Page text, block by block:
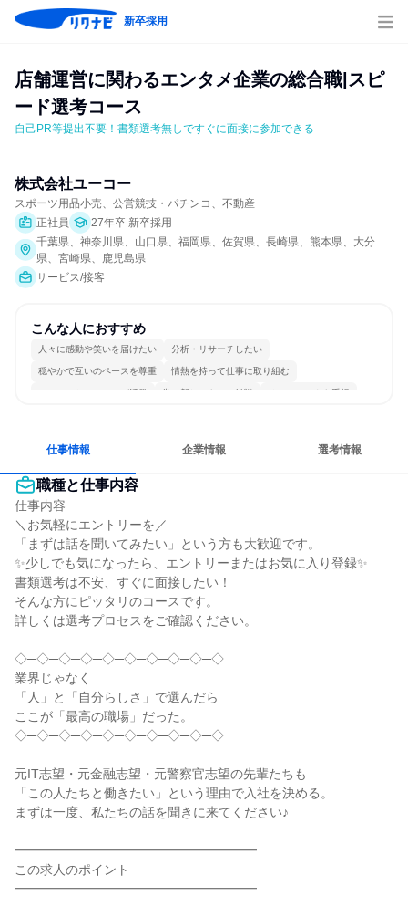
新卒採用
店舗運営に関わるエンタメ企業の総合職|スピ
ード選考コース
自己PR等提出不要！書類選考無しですぐに面接に参加できる
株式会社ユーコー
スポーツ用品小売、公営競技・パチンコ、不動産
正社員
27年卒 新卒採用
千葉県、神奈川県、山口県、福岡県、佐賀県、長崎県、熊本県、大分
県、宮崎県、鹿児島県
サービス/接客
こんな人におすすめ
人々に感動や笑いを届けたい 分析・リサーチしたい
穏やかで互いのペースを尊重 情熱を持って仕事に取り組む
コミュニケーションが活発 常に新しいものに挑戦 チームワークを重視
仕事情報 企業情報 選考情報
職種と仕事内容
仕事内容
＼お気軽にエントリーを／
「まずは話を聞いてみたい」という方も大歓迎です。
✨少しでも気になったら、エントリーまたはお気に入り登録✨
書類選考は不安、すぐに面接したい！
そんな方にピッタリのコースです。
詳しくは選考プロセスをご確認ください。
◇─◇─◇─◇─◇─◇─◇─◇─◇─◇
業界じゃなく
「人」と「自分らしさ」で選んだら
ここが「最高の職場」だった。
◇─◇─◇─◇─◇─◇─◇─◇─◇─◇
元IT志望・元金融志望・元警察官志望の先輩たちも
「この人たちと働きたい」という理由で入社を決める。
まずは一度、私たちの話を聞きに来てください♪
━━━━━━━━━━━━━━━━━━━
この求人のポイント
━━━━━━━━━━━━━━━━━━━